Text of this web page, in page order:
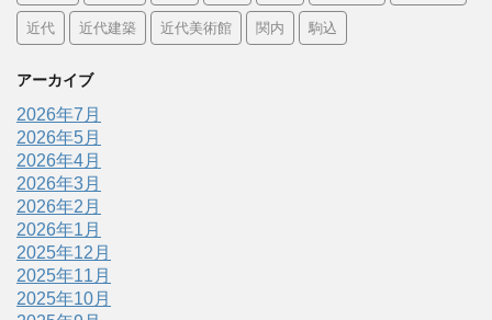
近代 近代建築 近代美術館 関内 駒込
アーカイブ
2026年7月
2026年5月
2026年4月
2026年3月
2026年2月
2026年1月
2025年12月
2025年11月
2025年10月